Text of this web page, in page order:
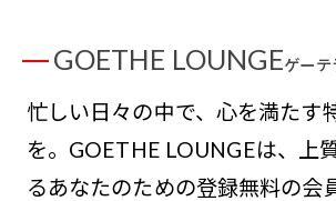
GOETHE LOUNGEゲーテ
忙しい日々の中で、心を満たす
を。GOETHE LOUNGEは、上
るあなたのための登録無料の会